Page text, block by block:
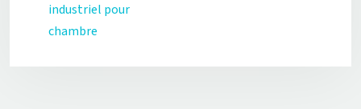
industriel pour
chambre